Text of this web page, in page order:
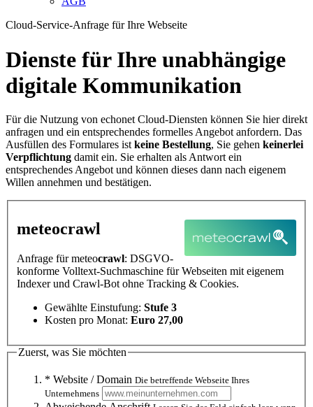
Cloud-Service-Anfrage für Ihre Webseite
Dienste für Ihre unabhängige
digitale Kommunikation
Für die Nutzung von echonet Cloud-Diensten können Sie hier direkt
anfragen und ein entsprechendes formelles Angebot anfordern. Das
Ausfüllen des Formulares ist keine Bestellung, Sie gehen keinerlei
Verpflichtung damit ein. Sie erhalten als Antwort ein
entsprechendes Angebot und können dieses dann nach eigenem
Willen annehmen und bestätigen.
meteocrawl
Anfrage für meteocrawl: DSGVO-
konforme Volltext-Suchmaschine für Webseiten mit eigenem
Indexer und Crawl-Bot ohne Tracking & Cookies.
Gewählte Einstufung: Stufe 3
Kosten pro Monat: Euro 27,00
Zuerst, was Sie möchten
* Website / Domain Die betreffende Webseite Ihres
Unternehmens